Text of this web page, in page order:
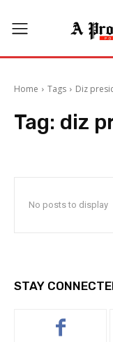
Home Tags Diz
Tag: diz
No posts to display
STAY